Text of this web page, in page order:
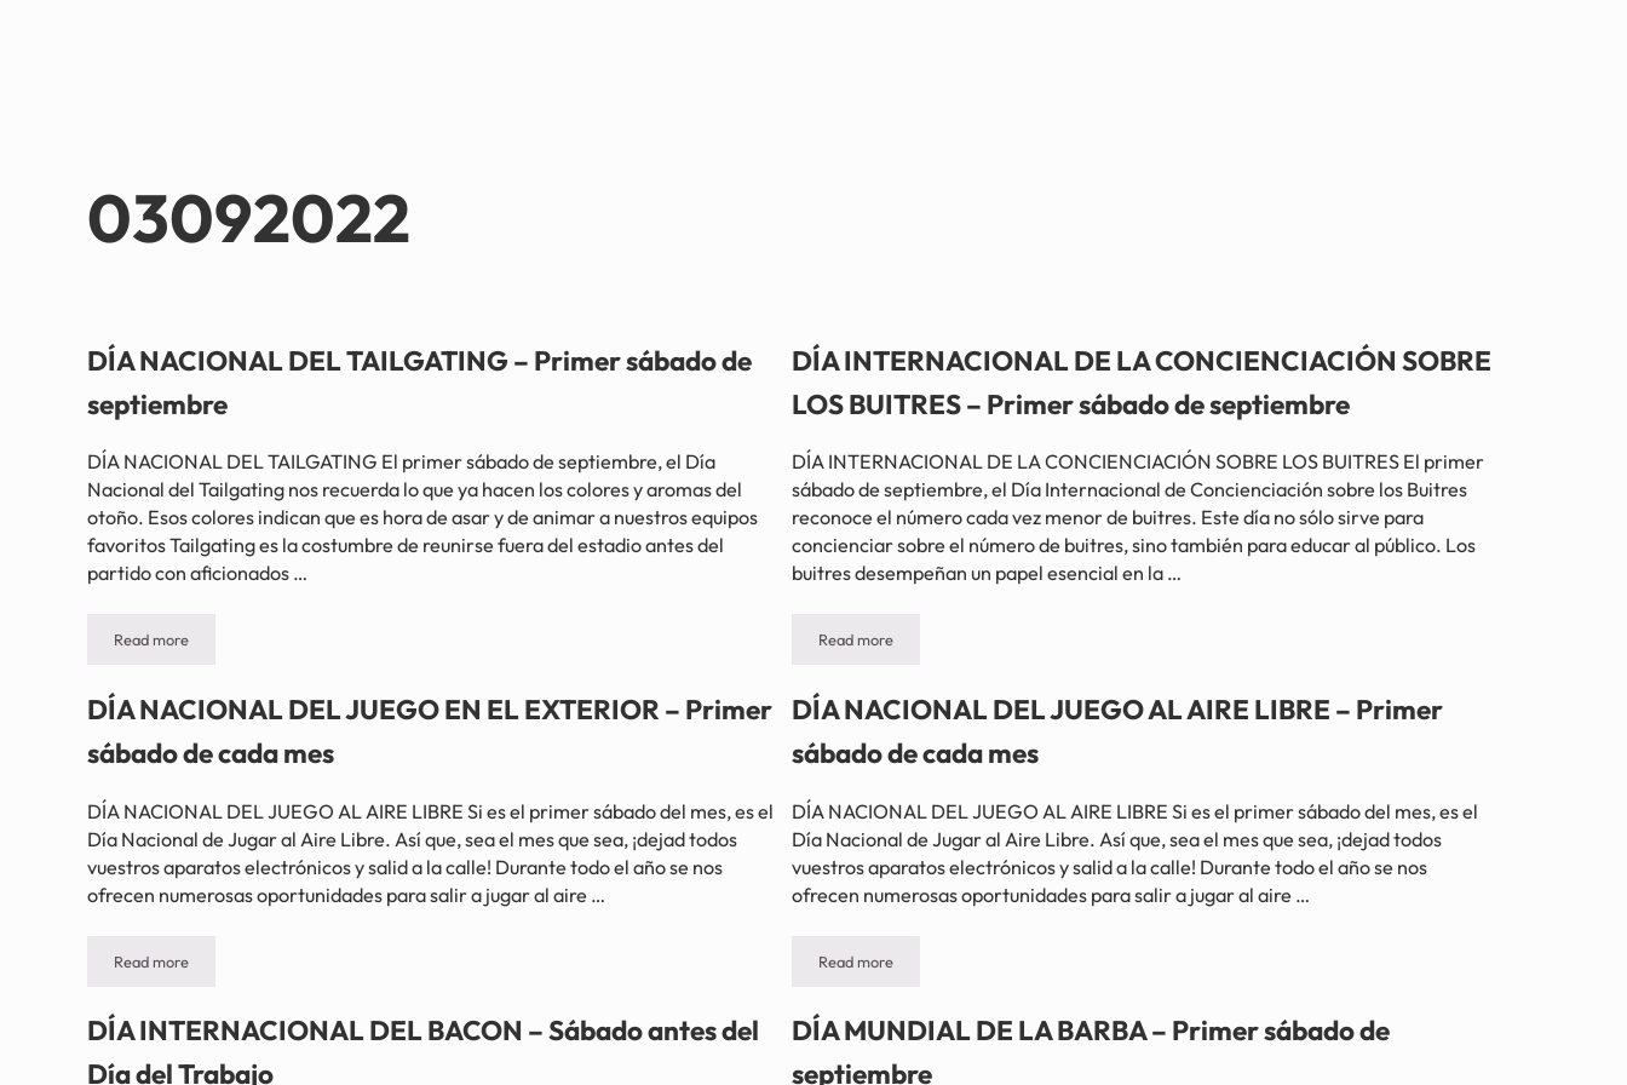
03092022
DÍA NACIONAL DEL TAILGATING – Primer sábado de
septiembre
DÍA NACIONAL DEL TAILGATING El primer sábado de septiembre, el Día
Nacional del Tailgating nos recuerda lo que ya hacen los colores y aromas del
otoño. Esos colores indican que es hora de asar y de animar a nuestros equipos
favoritos Tailgating es la costumbre de reunirse fuera del estadio antes del
partido con aficionados …
Read moreDÍA NACIONAL DEL TAILGATING – Primer sábado de septiembre
DÍA INTERNACIONAL DE LA CONCIENCIACIÓN SOBRE
LOS BUITRES – Primer sábado de septiembre
DÍA INTERNACIONAL DE LA CONCIENCIACIÓN SOBRE LOS BUITRES El primer
sábado de septiembre, el Día Internacional de Concienciación sobre los Buitres
reconoce el número cada vez menor de buitres. Este día no sólo sirve para
concienciar sobre el número de buitres, sino también para educar al público. Los
buitres desempeñan un papel esencial en la …
Read moreDÍA INTERNACIONAL DE LA CONCIENCIACIÓN SOBRE LOS BUITRES – Primer sábado de septiembre
DÍA NACIONAL DEL JUEGO EN EL EXTERIOR – Primer
sábado de cada mes
DÍA NACIONAL DEL JUEGO AL AIRE LIBRE Si es el primer sábado del mes, es el
Día Nacional de Jugar al Aire Libre. Así que, sea el mes que sea, ¡dejad todos
vuestros aparatos electrónicos y salid a la calle! Durante todo el año se nos
ofrecen numerosas oportunidades para salir a jugar al aire …
Read moreDÍA NACIONAL DEL JUEGO EN EL EXTERIOR – Primer sábado de cada mes
DÍA NACIONAL DEL JUEGO AL AIRE LIBRE – Primer
sábado de cada mes
DÍA NACIONAL DEL JUEGO AL AIRE LIBRE Si es el primer sábado del mes, es el
Día Nacional de Jugar al Aire Libre. Así que, sea el mes que sea, ¡dejad todos
vuestros aparatos electrónicos y salid a la calle! Durante todo el año se nos
ofrecen numerosas oportunidades para salir a jugar al aire …
Read moreDÍA NACIONAL DEL JUEGO AL AIRE LIBRE – Primer sábado de cada mes
DÍA INTERNACIONAL DEL BACON – Sábado antes del
Día del Trabajo
DÍA MUNDIAL DE LA BARBA – Primer sábado de
septiembre